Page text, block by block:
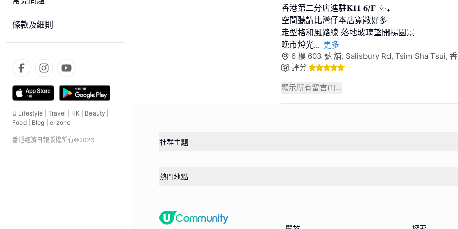
條款及細則
U Lifestyle Travel HK Beauty
Food
Blog e-zone
香港經濟日報版權所有©2026
香港第二分店進駐𝐊𝟏𝟏 𝟔/𝐅 ✩‧₊
空間聽講比灣仔本店寬敞好多
走型格和風路線 落地玻璃望開揚園景
晚市燈光... 更多
6 樓 603 號 舖, Salisbury Rd, Tsim Sha Tsui,
評分
顯示所有留言(1)...
社群主題
熱門地點